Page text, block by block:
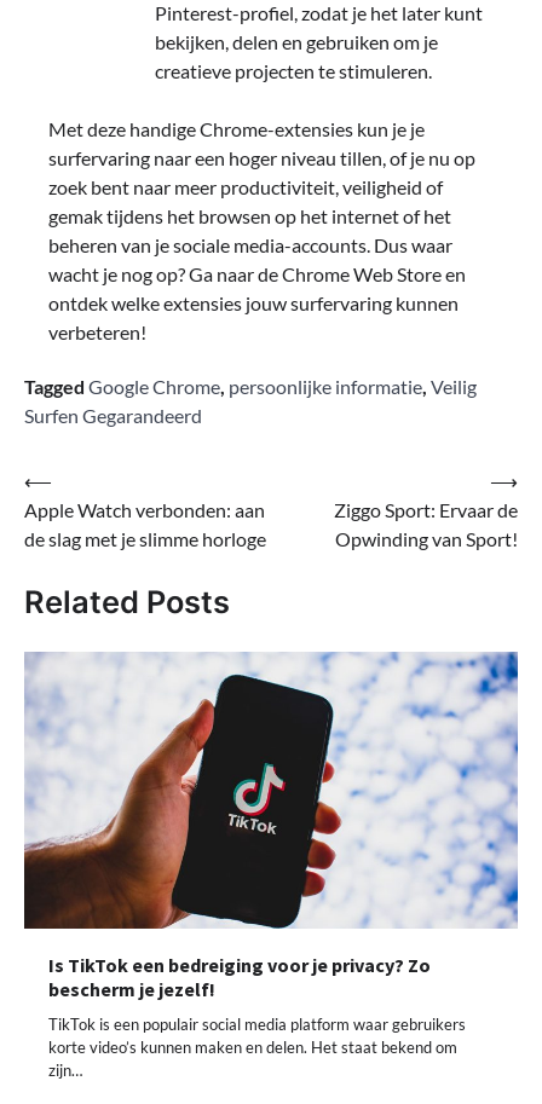
Pinterest-profiel, zodat je het later kunt
bekijken, delen en gebruiken om je
creatieve projecten te stimuleren.
Met deze handige Chrome-extensies kun je je
surfervaring naar een hoger niveau tillen, of je nu op
zoek bent naar meer productiviteit, veiligheid of
gemak tijdens het browsen op het internet of het
beheren van je sociale media-accounts. Dus waar
wacht je nog op? Ga naar de Chrome Web Store en
ontdek welke extensies jouw surfervaring kunnen
verbeteren!
Tagged Google Chrome, persoonlijke informatie, Veilig
Surfen Gegarandeerd
Bericht
navigatie
⟵
Apple Watch verbonden: aan
de slag met je slimme horloge
Ziggo Sport: Ervaar de
Opwinding van Sport!
⟶
Related Posts
Is TikTok een bedreiging voor je privacy? Zo
bescherm je jezelf!
TikTok is een populair social media platform waar gebruikers
korte video’s kunnen maken en delen. Het staat bekend om
zijn…